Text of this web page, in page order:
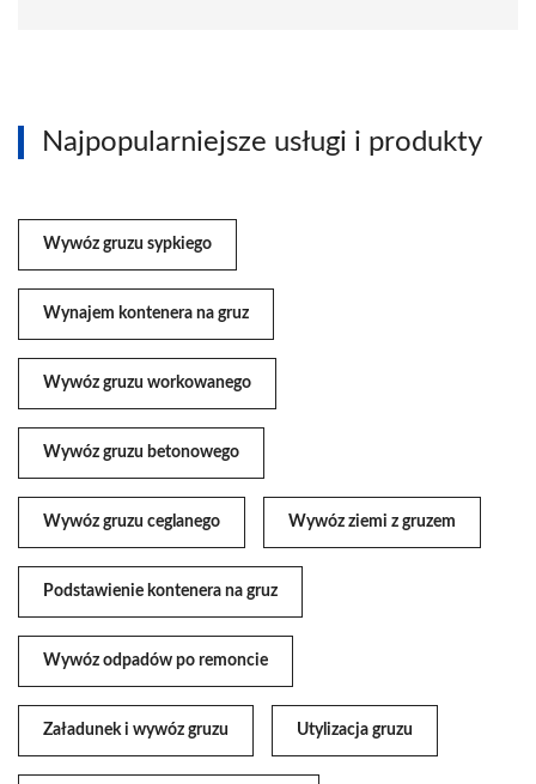
Najpopularniejsze usługi i produkty
Wywóz gruzu sypkiego
Wynajem kontenera na gruz
Wywóz gruzu workowanego
Wywóz gruzu betonowego
Wywóz gruzu ceglanego Wywóz ziemi z gruzem
Podstawienie kontenera na gruz
Wywóz odpadów po remoncie
Załadunek i wywóz gruzu Utylizacja gruzu